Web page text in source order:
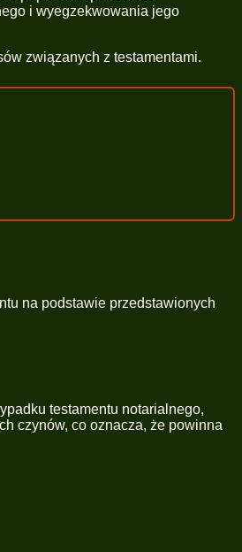
i wyegzekwowania jego
związanych z testamentami.
na podstawie przedstawionych
testamentu notarialnego,
czynów, co oznacza, że powinna